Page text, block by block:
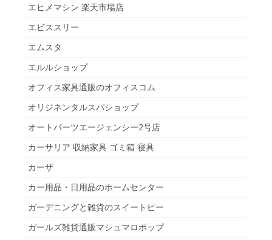
エヒメマシン 楽天市場店
エビススリー
エムスタ
エルルショップ
オフィス家具通販のオフィスコム
オリジネンタルスパショップ
オートパーツエージェンシー2号店
カーサリア 収納家具 ゴミ箱 寝具
カーザ
カー用品・日用品のホームセンター
ガーデニングと雑貨のスイートピー
ガールズ雑貨通販マシュマロポップ